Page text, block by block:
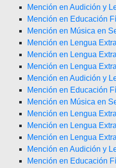
Mención en Audición y
Mención en Educación
Mención en Música en
Mención en Lengua
Mención en Lengua
Mención en Lengua
Mención en Audición y
Mención en Educación
Mención en Música en
Mención en Lengua
Mención en Lengua
Mención en Lengua
Mención en Audición y
Mención en Educación